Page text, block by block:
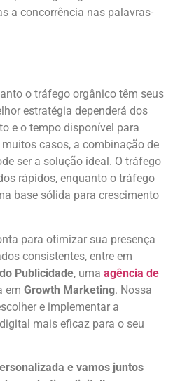
a concorrência nas palavras-
o tráfego orgânico têm seus
estratégia dependerá dos
e o tempo disponível para
casos, a combinação de
ser a solução ideal. O tráfego
rápidos, enquanto o tráfego
base sólida para crescimento
para otimizar sua presença
consistentes, entre em
Publicidade, uma agência de
em Growth Marketing. Nossa
e implementar a
mais eficaz para o seu
e vamos juntos